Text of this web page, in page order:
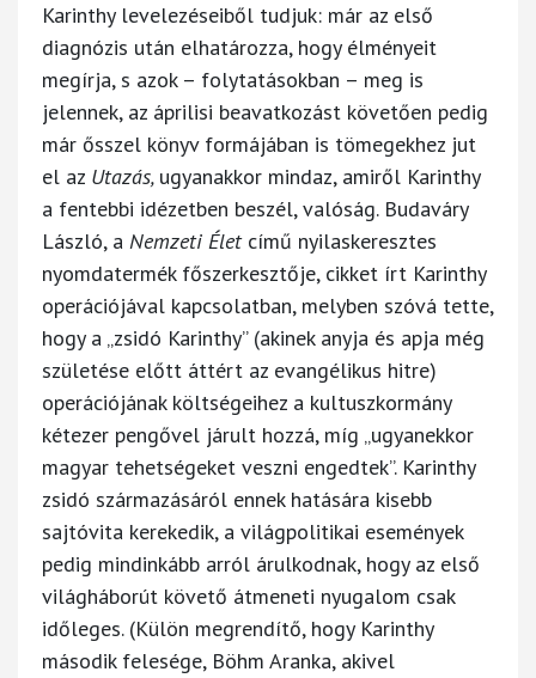
Karinthy levelezéseiből tudjuk: már az első
diagnózis után elhatározza, hogy élményeit
megírja, s azok – folytatásokban – meg is
jelennek, az áprilisi beavatkozást követően pedig
már ősszel könyv formájában is tömegekhez jut
el az Utazás, ugyanakkor mindaz, amiről Karinthy
a fentebbi idézetben beszél, valóság. Budaváry
László, a Nemzeti Életcímű nyilaskeresztes
nyomdatermék főszerkesztője, cikket írt Karinthy
operációjával kapcsolatban, melyben szóvá tette,
hogy a „zsidó Karinthy” (akinek anyja és apja még
születése előtt áttért az evangélikus hitre)
operációjának költségeihez a kultuszkormány
kétezer pengővel járult hozzá, míg „ugyanekkor
magyar tehetségeket veszni engedtek”. Karinthy
zsidó származásáról ennek hatására kisebb
sajtóvita kerekedik, a világpolitikai események
pedig mindinkább arról árulkodnak, hogy az első
világháborút követő átmeneti nyugalom csak
időleges. (Külön megrendítő, hogy Karinthy
második felesége, Böhm Aranka, akivel